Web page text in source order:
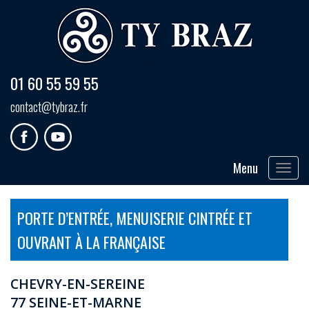
01 60 55 59 55
contact@tybraz.fr
Toggle
Menu
PORTE D’ENTRÉE, MENUISERIE CINTRÉE ET
OUVRANT À LA FRANÇAISE
CHEVRY-EN-SEREINE
77 SEINE-ET-MARNE